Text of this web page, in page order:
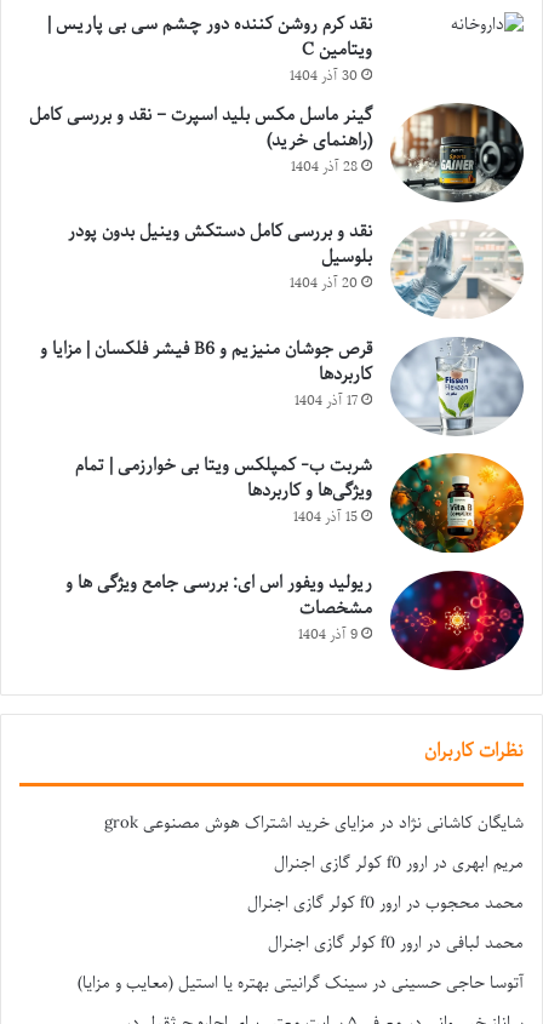
نقد کرم روشن کننده دور چشم سی بی پاریس |
ویتامین C
30 آذر 1404
گینر ماسل مکس بلید اسپرت – نقد و بررسی کامل
(راهنمای خرید)
28 آذر 1404
نقد و بررسی کامل دستکش وینیل بدون پودر
بلوسیل
20 آذر 1404
قرص جوشان منیزیم و B6 فیشر فلکسان | مزایا و
کاربردها
17 آذر 1404
شربت ب- کمپلکس ویتا بی خوارزمی | تمام
ویژگی‌ها و کاربردها
15 آذر 1404
ریولید ویفور اس ای: بررسی جامع ویژگی ها و
مشخصات
9 آذر 1404
نظرات کاربران
شایگان کاشانی نژاد در مزایای خرید اشتراک هوش مصنوعی grok
مریم ابهری در ارور f0 کولر گازی اجنرال
محمد محجوب در ارور f0 کولر گازی اجنرال
محمد لبافی در ارور f0 کولر گازی اجنرال
آتوسا حاجی حسینی درسینک گرانیتی بهتره یا استیل (معایب و مزایا)